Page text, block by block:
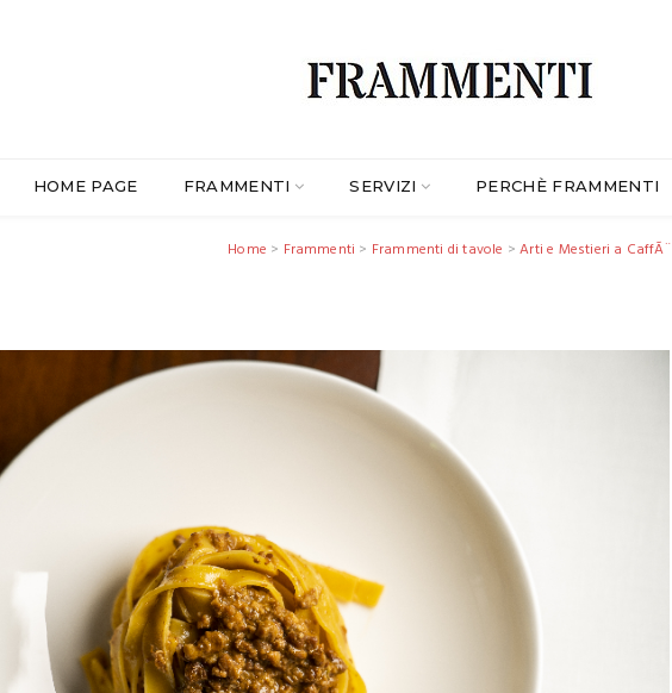
HOME PAGE FRAMMENTI SERVIZI PERCHÈ FRAMMENTI
Home > Frammenti > Frammenti di tavole >Arti e Mestieri a CaffÃ¨